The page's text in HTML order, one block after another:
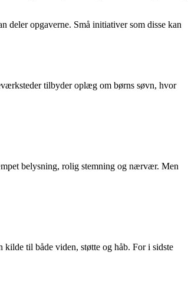
deler opgaverne. Små initiativer som disse kan
tilbyder oplæg om børns søvn, hvor
belysning, rolig stemning og nærvær. Men
til både viden, støtte og håb. For i sidste